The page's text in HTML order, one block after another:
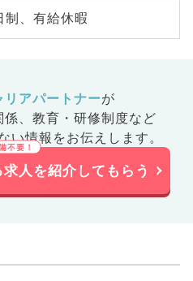
制、有給休暇
リアパートナーが
、 教育・研修制度など
い情報をお伝えします。
人を紹介してもらう